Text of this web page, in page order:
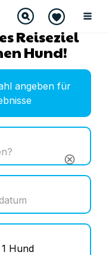
Reiseziel
Hund!
angeben für
cancel
1 Hund